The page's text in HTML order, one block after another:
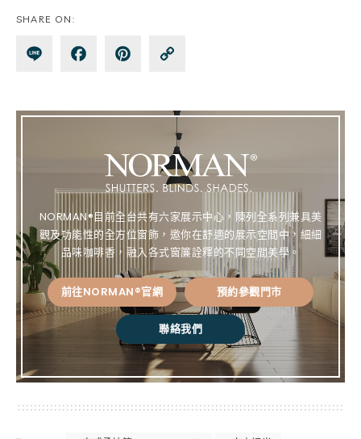
SHARE ON:
Lin Fa
ok
Pin
st k
NORMAN®目前全台共有六家展示中心，陳列全系列兼具美
觀及功能性的全方位窗飾，邀你在舒適的展示空間中，細細
品味咖啡香，融入各式窗簾詮釋的不同空間美學。
前往NORMAN®官網 預約參觀門市
聯絡我們